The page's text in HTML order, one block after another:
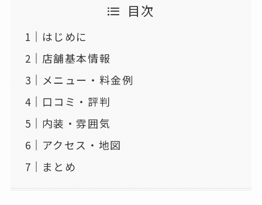
目次
はじめに
店舗基本情報
メニュー・料金例
口コミ・評判
内装・雰囲気
アクセス・地図
まとめ